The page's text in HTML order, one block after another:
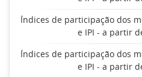
Índices de participação dos
e IPI - a partir
Índices de participação dos
e IPI - a partir